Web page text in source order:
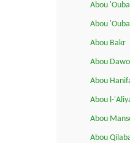
Abou
Abou
Abou Bakr
Abou
Abou
Abou l-
Abou
Abou